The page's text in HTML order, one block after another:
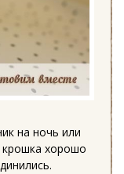
на ночь или
хорошо